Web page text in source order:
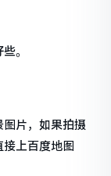
。
片，如果拍摄
上百度地图